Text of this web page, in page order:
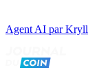
Agent AI par Kryll